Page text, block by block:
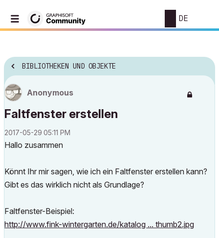
DE
BIBLIOTHEKEN UND OBJEKTE
Anonymous
Faltfenster erstellen
‎2017-05-29 05:11 PM
Hallo zusammen
Könnt Ihr mir sagen, wie ich ein Faltfenster erstellen kann?
Gibt es das wirklich nicht als Grundlage?
Faltfenster-Beispiel:
http://www.fink-wintergarten.de/katalog ... thumb2.jpg